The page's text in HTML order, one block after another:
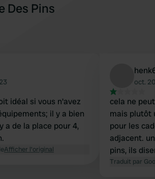
Des Pins
idéal si vous n'avez
il y a bien
a de la place pour 4,
Afficher l'original
oct.
cela ne
mais plutôt
pour les
adjacent.
pins, ils
nous avons
Traduit par